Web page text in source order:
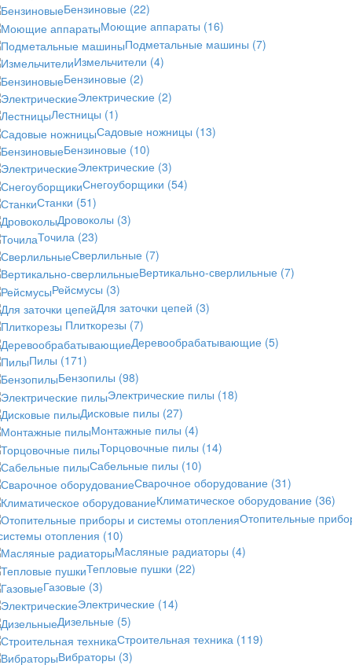
Бензиновые (22)
Моющие аппараты (16)
Подметальные машины (7)
Измельчители (4)
Бензиновые (2)
Электрические (2)
Лестницы (1)
Садовые ножницы (13)
Бензиновые (10)
Электрические (3)
Снегоуборщики (54)
Станки (51)
Дровоколы (3)
Точила (23)
Сверлильные (7)
Вертикально-сверлильные (7)
Рейсмусы (3)
Для заточки цепей (3)
Плиткорезы (7)
Деревообрабатывающие (5)
Пилы (171)
Бензопилы (98)
Электрические пилы (18)
Дисковые пилы (27)
Монтажные пилы (4)
Торцовочные пилы (14)
Сабельные пилы (10)
Сварочное оборудование (31)
Климатическое оборудование (36)
Отопительные
отопления (10)
Масляные радиаторы (4)
Тепловые пушки (22)
Газовые (3)
Электрические (14)
Дизельные (5)
Строительная техника (119)
Вибраторы (3)